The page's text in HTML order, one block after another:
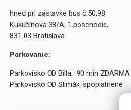
hneď pri zástavke bus č.50,98
Kukučínova 38/A, 1.poschodie,
831 03 Bratislava
Parkovanie:
Parkovisko OD Billa: 90 min ZDARMA
Parkovisko OD Slimák: spoplatnené